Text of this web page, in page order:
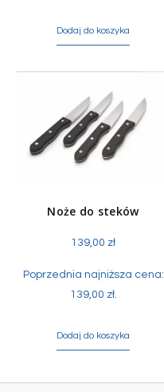
Dodaj do koszyka
Noże do steków
139,00 zł
Poprzednia najniższa cena:
139,00 zł.
Dodaj do koszyka